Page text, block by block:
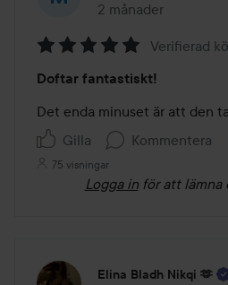
2 månader
Inlägget skapades 2
5
av
5
Verifierad
Doftar fantastiskt!
Det enda minuset är att den
Gilla
Kommentera
75 visningar
Logga in för att lämna
Elina Bladh Nikqi 🫶